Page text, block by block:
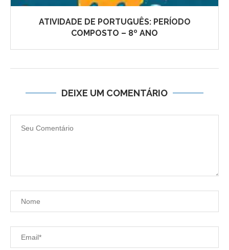
ATIVIDADE DE PORTUGUÊS: PERÍODO
COMPOSTO – 8º ANO
DEIXE UM COMENTÁRIO